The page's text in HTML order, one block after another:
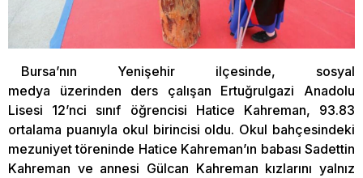
Bursa’nın Yenişehir ilçesinde, sosyal
medya üzerinden ders çalışan Ertuğrulgazi Anadolu
Lisesi 12’nci sınıf öğrencisi Hatice Kahreman, 93.83
ortalama puanıyla okul birincisi oldu. Okul bahçesindeki
mezuniyet töreninde Hatice Kahreman’ın babası Sadettin
Kahreman ve annesi Gülcan Kahreman kızlarını yalnız